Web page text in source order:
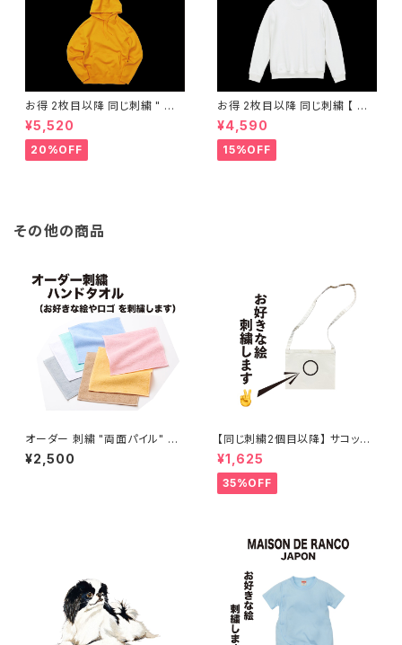
お得 2枚目以降 同じ刺繍 " オ
ーダー刺繍 パーカー "
¥5,520
20%OFF
お得 2枚目以降 同じ刺繍 【 オ
ーダー刺繍 クルーネックスウェ
ット 】
¥4,590
15%OFF
その他の商品
オーダー 刺繍 "両面パイル" ハ
ンドタオル
¥2,500
【同じ刺繍2個目以降】 サコッシ
ュ ” オーダー ワンポイント刺繍
"
¥1,625
35%OFF